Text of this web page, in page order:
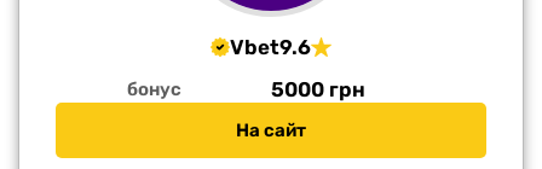
Vbet9.6
бонус 5000 грн
На сайт